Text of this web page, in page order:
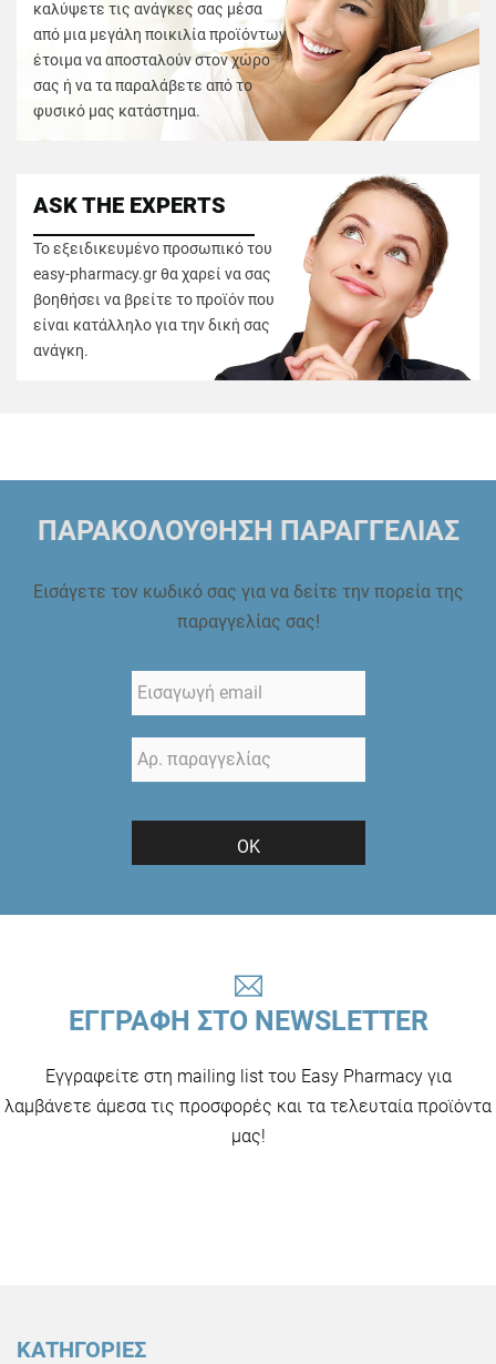
καλύψετε τις ανάγκες σας μέσα
από μια μεγάλη ποικιλία προϊόντων
έτοιμα να αποσταλούν στον χώρο
σας ή να τα παραλάβετε από το
φυσικό μας κατάστημα.
ASK THE EXPERTS
Το εξειδικευμένο προσωπικό του
easy-pharmacy.gr θα χαρεί να σας
βοηθήσει να βρείτε το προϊόν που
είναι κατάλληλο για την δική σας
ανάγκη.
ΠΑΡΑΚΟΛΟΥΘΗΣΗ ΠΑΡΑΓΓΕΛΙΑΣ
Εισάγετε τον κωδικό σας για να δείτε την πορεία της
παραγγελίας σας!
ΟΚ
ΕΓΓΡΑΦΗ ΣΤΟ NEWSLETTER
Εγγραφείτε στη mailing list του Easy Pharmacy για
λαμβάνετε άμεσα τις προσφορές και τα τελευταία προϊόντα
μας!
ΚΑΤΗΓΟΡΙΕΣ